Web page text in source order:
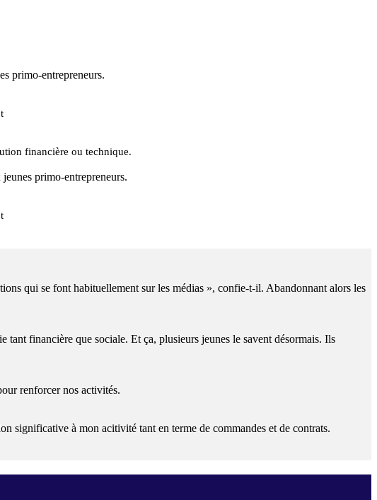
primo-entrepreneurs.
financière ou technique.
primo-entrepreneurs.
qui se font habituellement sur les médias », confie-t-il. Abandonnant alors les
financière que sociale. Et ça, plusieurs jeunes le savent désormais. Ils
renforcer nos activités.
significative à mon acitivité tant en terme de commandes et de contrats.